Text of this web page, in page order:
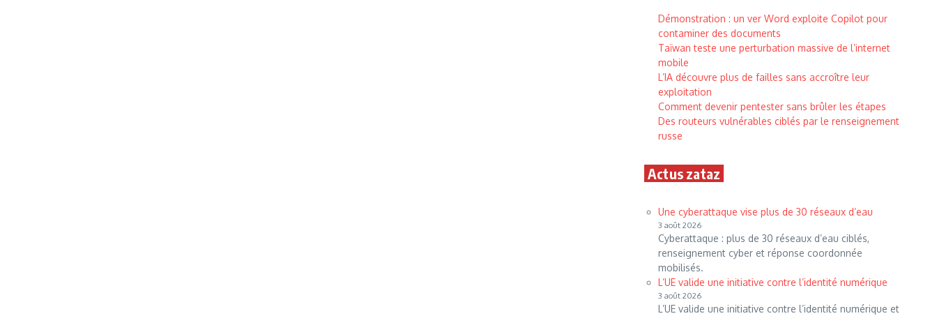
Démonstration : un ver Word exploite Copilot pour
contaminer des documents
Taïwan teste une perturbation massive de l’internet
mobile
L’IA découvre plus de failles sans accroître leur
exploitation
Comment devenir pentester sans brûler les étapes
Des routeurs vulnérables ciblés par le renseignement
russe
Actus zataz
Une cyberattaque vise plus de 30 réseaux d’eau
3 août 2026
Cyberattaque : plus de 30 réseaux d’eau ciblés,
renseignement cyber et réponse coordonnée
mobilisés.
L’UE valide une initiative contre l’identité numérique
3 août 2026
L’UE valide une initiative contre l’identité numérique et